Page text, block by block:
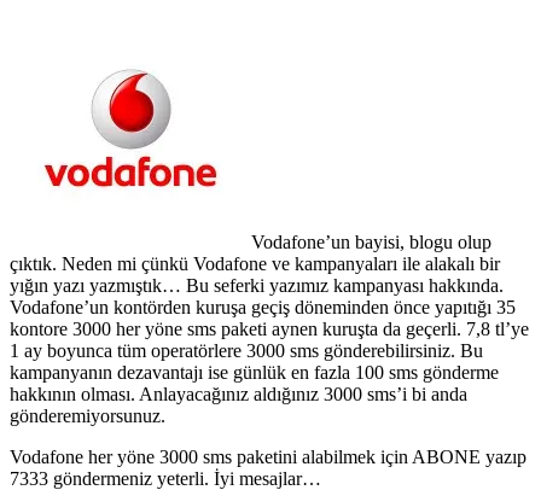
Vodafone’un bayisi, blogu olup
çıktık. Neden mi çünkü Vodafone ve kampanyaları ile alakalı bir
yığın yazı yazmıştık… Bu seferki yazımız kampanyası hakkında.
Vodafone’un kontörden kuruşa geçiş döneminden önce yapıtığı 35
kontore 3000 her yöne sms paketi aynen kuruşta da geçerli. 7,8 tl’ye
1 ay boyunca tüm operatörlere 3000 sms gönderebilirsiniz. Bu
kampanyanın dezavantajı ise günlük en fazla 100 sms gönderme
hakkının olması. Anlayacağınız aldığınız 3000 sms’i bi anda
gönderemiyorsunuz.
Vodafone her yöne 3000 sms paketini alabilmek için ABONE yazıp
7333 göndermeniz yeterli. İyi mesajlar…